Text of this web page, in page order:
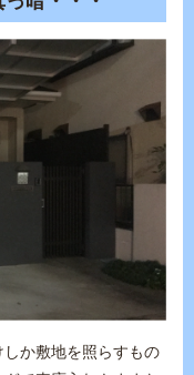
か敷地を照らすもの